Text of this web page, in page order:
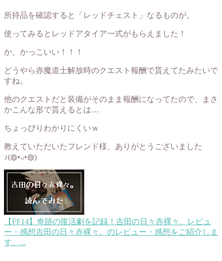
所持品を確認すると「 レッドチェスト 」なるものが。
使ってみると レッドアタイア一式がもらえました！
か、かっこいい！！！
どうやら赤魔道士解放時のクエスト報酬で貰えてたみたいで
すね。
他のクエストだと装備がそのまま報酬になってたので、まさ
かこんな形で貰えるとは…
ちょっぴりわかりにくいｗ
教えていただいたフレンド様、ありがとうございました
♪(◍•ᴗ•◍)
【FF14】奇跡の復活劇を記録！吉田の日々赤裸々。レビュ
ー・感想吉田の日々赤裸々。のレビュー・感想をご紹介しま
す。...